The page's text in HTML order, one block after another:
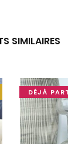
SIMILAIRES
DÉJÀ